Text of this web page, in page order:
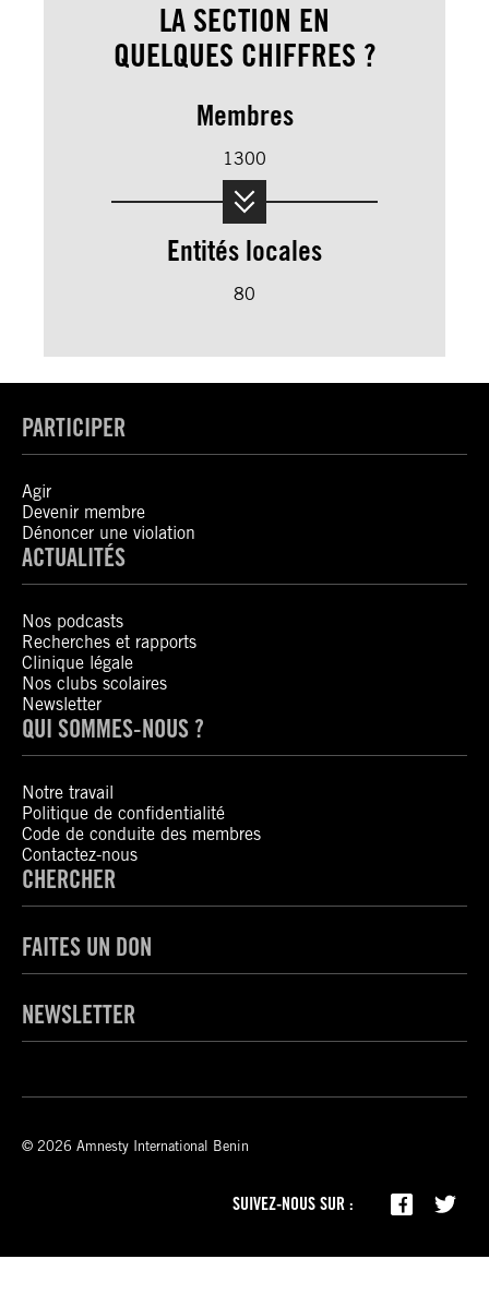
LA SECTION EN
QUELQUES CHIFFRES ?
Membres
1300
Entités locales
80
PARTICIPER
Agir
Devenir membre
Dénoncer une violation
ACTUALITÉS
Nos podcasts
Recherches et rapports
Clinique légale
Nos clubs scolaires
Newsletter
QUI SOMMES-NOUS ?
Notre travail
Politique de confidentialité
Code de conduite des membres
Contactez-nous
CHERCHER
FAITES UN DON
NEWSLETTER
© 2026 Amnesty International Benin
SUIVEZ-NOUS SUR :